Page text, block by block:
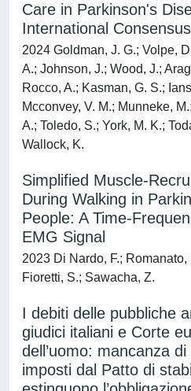
Care in Parkinson's
International
2024 Goldman, J. G.; Volpe,
A.; Johnson, J.; Wood, J.;
Rocco, A.; Kasman, G. S.;
Mcconvey, V. M.; Munneke,
A.; Toledo, S.; York, M. K.;
Wallock, K.
Simplified Muscle-
During Walking in
People: A Time-
EMG Signal
2023 Di Nardo, F.; Romanato,
Fioretti, S.; Sawacha, Z.
I debiti delle pubbliche
giudici italiani e Corte
dell’uomo: mancanza
imposti dal Patto di